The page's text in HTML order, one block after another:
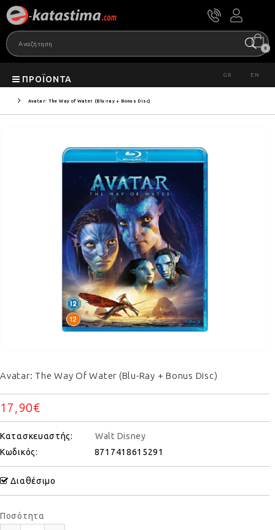
0
ΠΡΟΪΌΝΤΑ GR EN
Avatar: The Way of Water (Blu-ray + Bonus Disc)
Avatar: The Way Of Water (Blu-Ray + Bonus Disc)
17,90€
Κατασκευαστής:
Walt Disney
Κωδικός:
8717418615291
Διαθέσιμο
Ποσότητα